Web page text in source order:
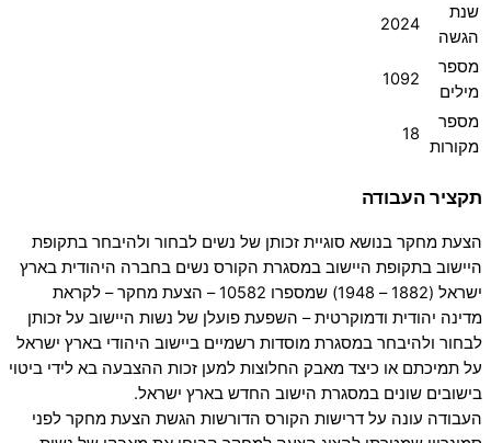
שנת
הגשה
2024
מספר
מילים
1092
מספר
מקורות
18
תקציר העבודה
הצעת מחקר בנושא סוגיית זכותן של נשים לבחור ולהיבחר בתקופת
היישוב בתקופת היישוב במסגרת הקורס נשים בחברה היהודית בארץ
ישראל (1882 – 1948) שמספרו 10582 – הצעת מחקר – לקראת
מדינה יהודית ודמוקרטית – השפעת פועלן של נשות היישוב על זכותן
לבחור ולהיבחר במסגרת מוסדות רשמיים ביישוב היהודי בארץ ישראל
על תמיכתם או כיצד מאבק החלוצות למען זכות ההצבעה בא לידי ביטוי
בישובים שונים במסגרת הישוב החדש בארץ ישראל.
העבודה עונה על דרישות הקורס הדורשות הגשת הצעת מחקר לפני